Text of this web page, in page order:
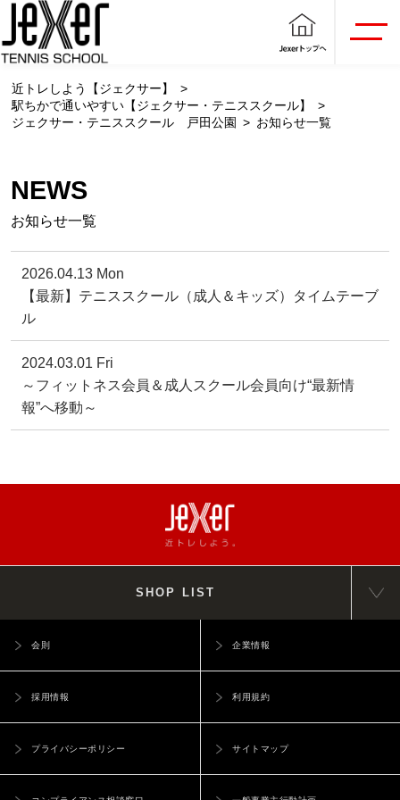
近トレしよう【ジェクサー】
駅ちかで通いやすい【ジェクサー・テニススクール】
ジェクサー・テニススクール 戸田公園
お知らせ一覧
NEWS
お知らせ一覧
2026.04.13 Mon
【最新】テニススクール（成人＆キッズ）タイムテーブ
ル
2024.03.01 Fri
～フィットネス会員＆成人スクール会員向け“最新情
報”へ移動～
SHOP LIST
会則 企業情報
採用情報 利用規約
プライバシーポリシー サイトマップ